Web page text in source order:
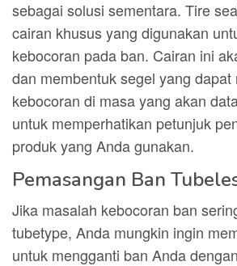
sebagai solusi sementara. Tire
cairan khusus yang digunakan
kebocoran pada ban. Cairan ini
dan membentuk segel yang dapat
kebocoran di masa yang akan
untuk memperhatikan petunjuk
produk yang Anda gunakan.
Pemasangan Ban
Jika masalah kebocoran ban
tubetype, Anda mungkin ingin
untuk mengganti ban Anda